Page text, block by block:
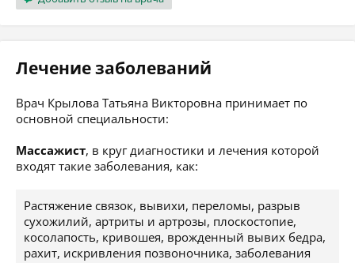
Лечение заболеваний
Врач Крылова Татьяна Викторовна принимает по
основной специальности:
Массажист, в круг диагностики и лечения которой
входят такие заболевания, как:
Растяжение связок, вывихи, переломы, разрыв
сухожилий, артриты и артрозы, плоскостопие,
косолапость, кривошея, врожденный вывих бедра,
рахит, искривления позвоночника, заболевания